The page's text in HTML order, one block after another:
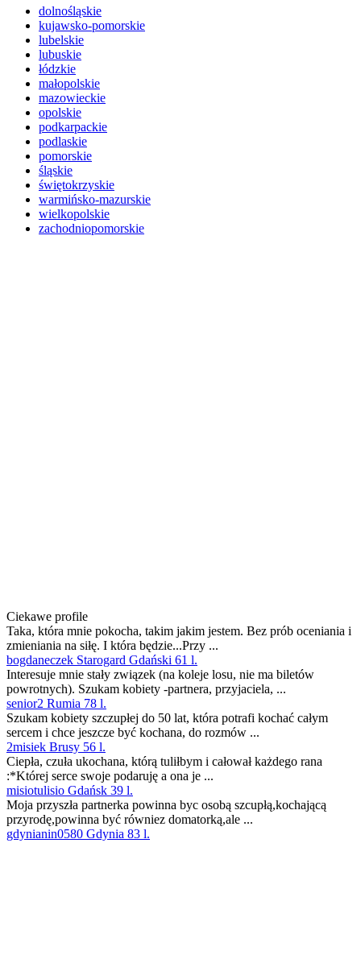
dolnośląskie
kujawsko-pomorskie
lubelskie
lubuskie
łódzkie
małopolskie
mazowieckie
opolskie
podkarpackie
podlaskie
pomorskie
śląskie
świętokrzyskie
warmińsko-mazurskie
wielkopolskie
zachodniopomorskie
Ciekawe profile
Taka, która mnie pokocha, takim jakim jestem. Bez prób oceniania i
zmieniania na siłę. I która będzie...Przy ...
bogdaneczek Starogard Gdański 61 l.
Interesuje mnie stały związek (na koleje losu, nie ma biletów
powrotnych). Szukam kobiety -partnera, przyjaciela, ...
senior2 Rumia 78 l.
Szukam kobiety szczupłej do 50 lat, która potrafi kochać całym
sercem i chce jeszcze być kochana, do rozmów ...
2misiek Brusy 56 l.
Ciepła, czuła ukochana, którą tuliłbym i całował każdego rana
:*Której serce swoje podaruję a ona je ...
misiotulisio Gdańsk 39 l.
Moja przyszła partnerka powinna byc osobą szcupłą,kochającą
przyrodę,powinna być równiez domatorką,ale ...
gdynianin0580 Gdynia 83 l.